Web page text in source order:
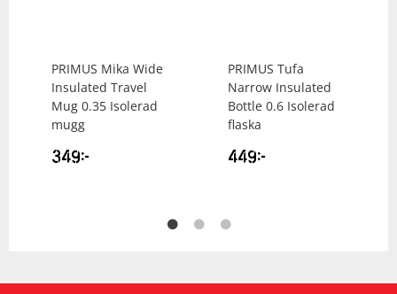
PRIMUS Mika Wide
Insulated Travel
Mug 0.35 Isolerad
mugg
349kr
PRIMUS Tufa
Narrow Insulated
Bottle 0.6 Isolerad
flaska
449kr